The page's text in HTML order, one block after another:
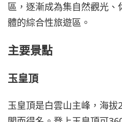
區，逐漸成為集自然觀光
體的綜合性旅遊區。
主要景點
玉皇頂
玉皇頂是白雲山主峰，海